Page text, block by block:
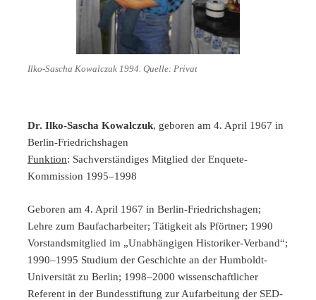
Ilko-Sascha Kowalczuk 1994. Quelle: Privat
Dr. Ilko-Sascha Kowalczuk, geboren am 4. April 1967 in
Berlin-Friedrichshagen
Funktion: Sachverständiges Mitglied der Enquete-
Kommission 1995–1998
Geboren am 4. April 1967 in Berlin-Friedrichshagen;
Lehre zum Baufacharbeiter; Tätigkeit als Pförtner; 1990
Vorstandsmitglied im „Unabhängigen Historiker-Verband“;
1990–1995 Studium der Geschichte an der Humboldt-
Universität zu Berlin; 1998–2000 wissenschaftlicher
Referent in der Bundesstiftung zur Aufarbeitung der SED-